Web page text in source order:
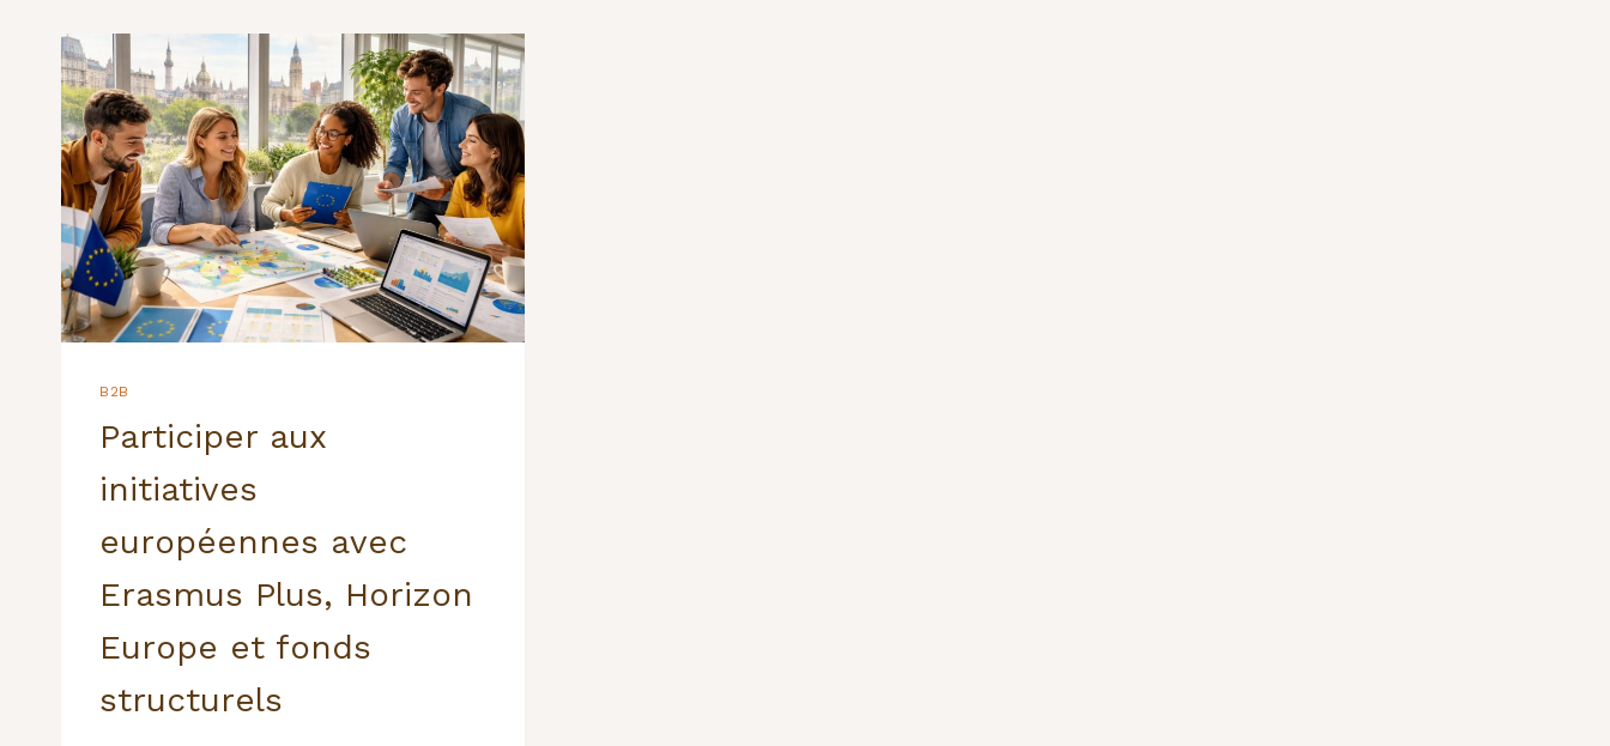
B2B
Participer aux
initiatives
européennes avec
Erasmus Plus, Horizon
Europe et fonds
structurels